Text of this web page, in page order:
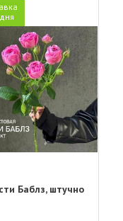
Баблз, штучно